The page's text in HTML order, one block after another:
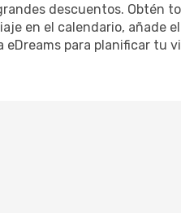
descuentos. Obtén
en el calendario, añade el
para planificar tu